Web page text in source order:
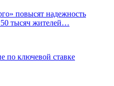
повысят надежность
50 тысяч жителей…
по ключевой ставке